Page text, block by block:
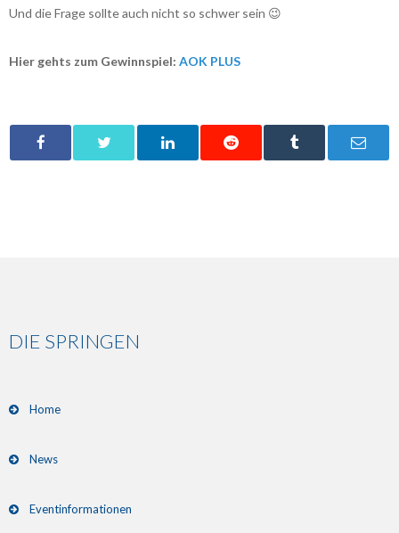
Und die Frage sollte auch nicht so schwer sein 😉
Hier gehts zum Gewinnspiel: AOK PLUS
DIE SPRINGEN
Home
News
Eventinformationen